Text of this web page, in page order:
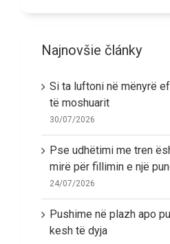
Najnovšie články
Si ta luftoni në mënyrë
të moshuarit
30/07/2026
Pse udhëtimi me tren
mirë për fillimin e një
24/07/2026
Pushime në plazh apo
kesh të dyja